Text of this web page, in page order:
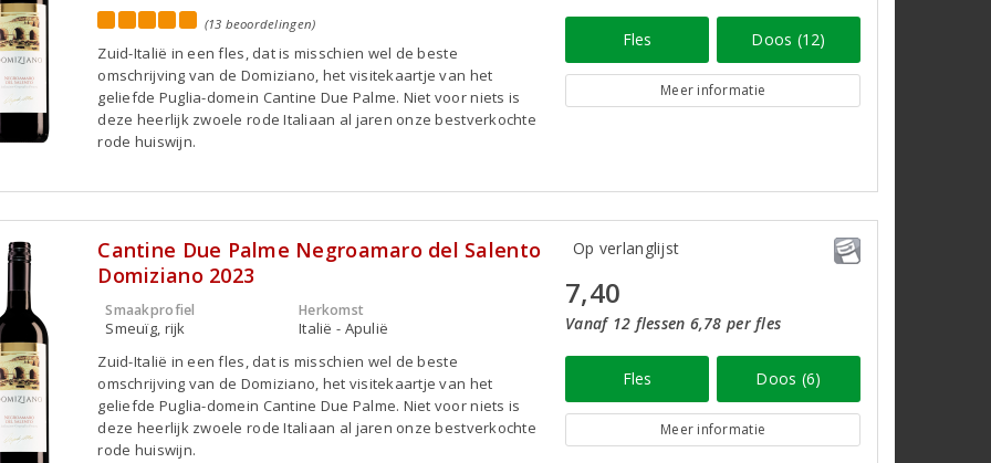
(13 beoordelingen)
Zuid-Italië in een fles, dat is misschien wel de beste
omschrijving van de Domiziano, het visitekaartje van het
geliefde Puglia-domein Cantine Due Palme. Niet voor niets is
deze heerlijk zwoele rode Italiaan al jaren onze bestverkochte
rode huiswijn.
Fles Doos (12)
Meer informatie
Cantine Due Palme Negroamaro del Salento
Domiziano 2023
Smaakprofiel
Smeuïg, rijk
Herkomst
Italië - Apulië
Zuid-Italië in een fles, dat is misschien wel de beste
omschrijving van de Domiziano, het visitekaartje van het
geliefde Puglia-domein Cantine Due Palme. Niet voor niets is
deze heerlijk zwoele rode Italiaan al jaren onze bestverkochte
rode huiswijn.
Op verlanglijst
7,40
Vanaf 12 flessen 6,78 per fles
Fles Doos (6)
Meer informatie